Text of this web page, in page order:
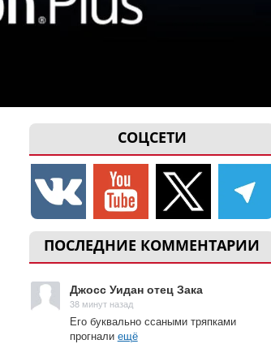
СОЦСЕТИ
ПОСЛЕДНИЕ КОММЕНТАРИИ
Джосс Уидан отец Зака
38 минут назад
Его буквально ссаными тряпками
прогнали ещё